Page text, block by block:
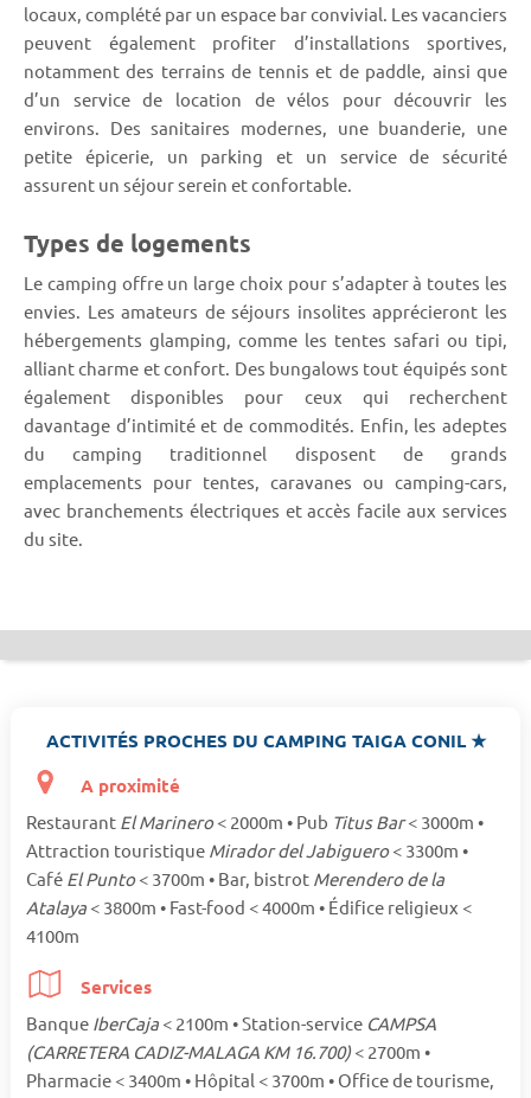
locaux, complété par un espace bar convivial. Les vacanciers
peuvent également profiter d’installations sportives,
notamment des terrains de tennis et de paddle, ainsi que
d’un service de location de vélos pour découvrir les
environs. Des sanitaires modernes, une buanderie, une
petite épicerie, un parking et un service de sécurité
assurent un séjour serein et confortable.
Types de logements
Le camping offre un large choix pour s’adapter à toutes les
envies. Les amateurs de séjours insolites apprécieront les
hébergements glamping, comme les tentes safari ou tipi,
alliant charme et confort. Des bungalows tout équipés sont
également disponibles pour ceux qui recherchent
davantage d’intimité et de commodités. Enfin, les adeptes
du camping traditionnel disposent de grands
emplacements pour tentes, caravanes ou camping-cars,
avec branchements électriques et accès facile aux services
du site.
ACTIVITÉS PROCHES DU CAMPING TAIGA CONIL ★
A proximité
Restaurant El Marinero< 2000m • Pub Titus Bar< 3000m •
Attraction touristique Mirador del Jabiguero< 3300m •
Café El Punto< 3700m • Bar, bistrot Merendero de la
Atalaya < 3800m • Fast-food < 4000m • Édifice religieux <
4100m
Services
Banque IberCaja < 2100m • Station-service CAMPSA
(CARRETERA CADIZ-MALAGA KM 16.700) < 2700m •
Pharmacie < 3400m • Hôpital < 3700m • Office de tourisme,